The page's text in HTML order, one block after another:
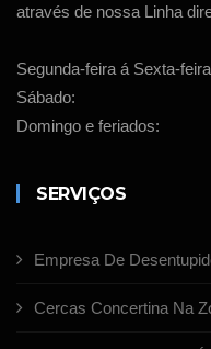
através de nossa Linha
Segunda-feira á Sexta-
Sábado:
Domingo e feriados:
SERVIÇOS
Empresa De
Cercas Concertina Na